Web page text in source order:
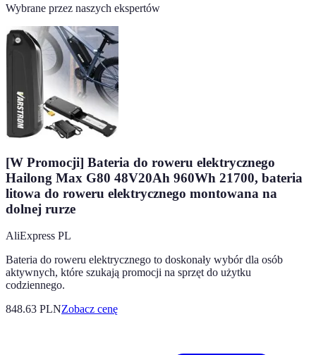
Wybrane przez naszych ekspertów
[W Promocji] Bateria do roweru elektrycznego
Hailong Max G80 48V20Ah 960Wh 21700, bateria
litowa do roweru elektrycznego montowana na
dolnej rurze
AliExpress PL
Bateria do roweru elektrycznego to doskonały wybór dla osób
aktywnych, które szukają promocji na sprzęt do użytku
codziennego.
848.63 PLNZobacz cenę